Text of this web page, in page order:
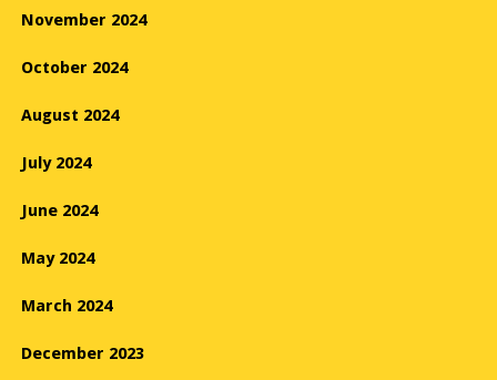
November 2024
October 2024
August 2024
July 2024
June 2024
May 2024
March 2024
December 2023